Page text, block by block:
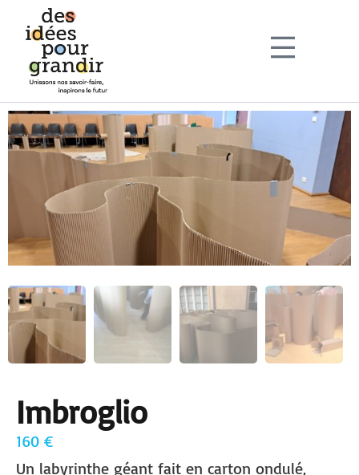
Imbroglio
160 €
Un labyrinthe géant fait en carton ondulé,
Don’t have an account?Sign up
Remember me